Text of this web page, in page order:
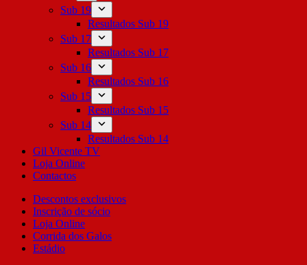
Sub 19
Resultados Sub 19
Sub 17
Resultados Sub 17
Sub 16
Resultados Sub 16
Sub 15
Resultados Sub 15
Sub 14
Resultados Sub 14
Gil Vicente TV
Loja Online
Contactos
Descontos exclusivos
Inscrição de sócio
Loja Online
Corrida dos Galos
Estádio